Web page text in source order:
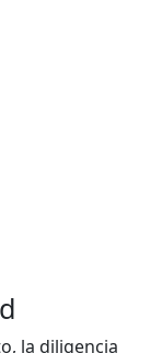
la diligencia